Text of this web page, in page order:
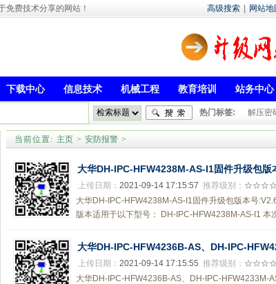
免费技术分享的网站！ 高级搜索 网站地
下载中心 信息技术 机械工程 教育培训 站务中心
热门标签: 解压密
当前位置: 主页 > 安防报警 >
大华DH-IPC-HFW4238M-AS-I1固件升级包
上传日期： 2021-09-14 17:15:57 推荐级别：
大华DH-IPC-HFW4238M-AS-I1固件升级包版本号
版本适用于以下型号： DH-IPC-HFW4238M-AS-I1
大华DH-IPC-HFW4236B-AS、DH-IPC-
上传日期： 2021-09-14 17:15:55 推荐级别：
大华DH-IPC-HFW4236B-AS、DH-IPC-HFW4233M-